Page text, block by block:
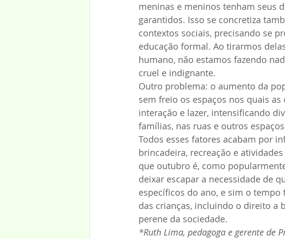
meninas e meninos tenham seus
garantidos. Isso se concretiza
contextos sociais, precisando se
educação formal. Ao tirarmos
humano, não estamos fazendo
cruel e indignante.
Outro problema: o aumento da
sem freio os espaços nos quais
interação e lazer, intensificando
famílias, nas ruas e outros
Todos esses fatores acabam por
brincadeira, recreação e
que outubro é, como
deixar escapar a necessidade de
específicos do ano, e sim o
das crianças, incluindo o direito a
perene da sociedade.
*Ruth Lima, pedagoga e gerente de